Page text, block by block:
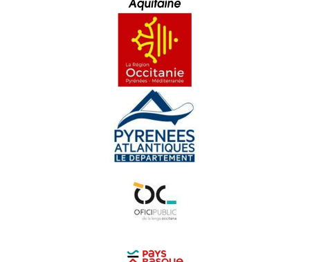
L'improvisacion, une istòria anciana - Reportatge
Hestiv'Òc - Best-of
Lo Congrès Permanent de la Lenga Occitana, 10 ans -
REportatge
Hart Brut - Reportatge
La Ciutat : visita de François Bayrou - Reportatge